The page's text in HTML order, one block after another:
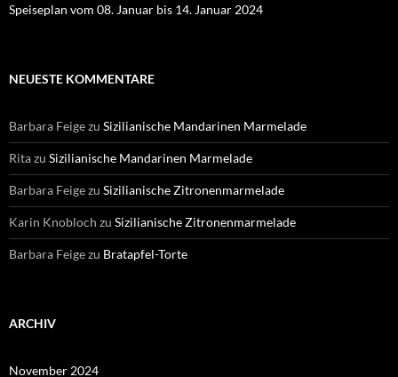
Speiseplan vom 08. Januar bis 14. Januar 2024
NEUESTE KOMMENTARE
Barbara Feigezu Sizilianische Mandarinen Marmelade
Ritazu Sizilianische Mandarinen Marmelade
Barbara Feigezu Sizilianische Zitronenmarmelade
Karin Knobloch zu Sizilianische Zitronenmarmelade
Barbara Feigezu Bratapfel-Torte
ARCHIV
November 2024